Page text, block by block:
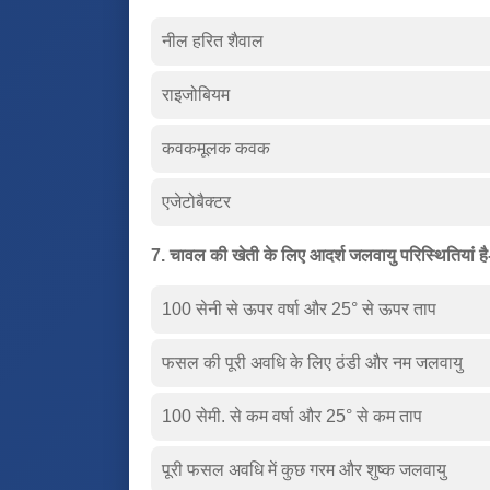
नील हरित शैवाल
राइजोबियम
कवकमूलक कवक
एजेटोबैक्टर
7. चावल की खेती के लिए आदर्श जलवायु परिस्थितियां
100 सेनी से ऊपर वर्षा और 25° से ऊपर ताप
फसल की पूरी अवधि के लिए ठंडी और नम जलवायु
100 सेमी. से कम वर्षा और 25° से कम ताप
पूरी फसल अवधि में कुछ गरम और शुष्क जलवायु